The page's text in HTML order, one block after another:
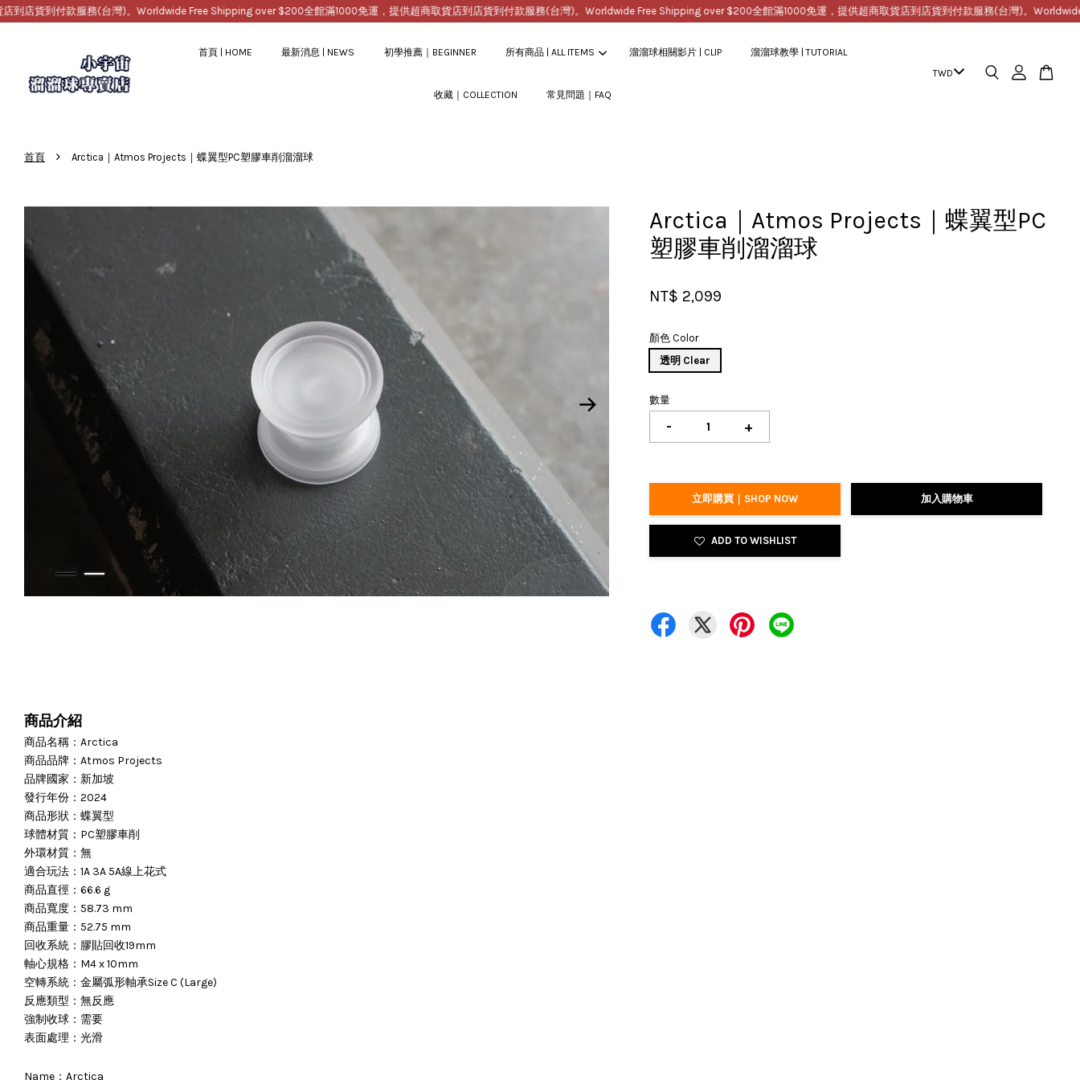
貨到付款服務(台灣)。Worldwide Free Shipping over $200 全館滿1000免運，提供超商取貨店到店貨到付款服務(台灣)。Worldwide Free Shipping over $200 全館滿1000免運，提供超商取貨店到店貨到付款服務(台灣)。Worldwide
首頁 | HOME 最新消息 | NEWS 初學推薦｜BEGINNER 所有商品 | ALL ITEMS 溜溜球相關影片 | CLIP 溜溜球教學 | TUTORIAL
收藏｜COLLECTION 常見問題｜FAQ
首頁 › Arctica｜Atmos Projects｜蝶翼型PC塑膠車削溜溜球
Arctica｜Atmos Projects｜蝶翼型PC
塑膠車削溜溜球
NT$ 2,099
顏色 Color
透明 Clear
數量
- +
立即購買｜SHOP NOW 加入購物車
ADD TO WISHLIST
商品介紹
商品名稱：Arctica
商品品牌：Atmos Projects
品牌國家：新加坡
發行年份：2024
商品形狀：蝶翼型
球體材質：PC塑膠車削
外環材質：無
適合玩法：1A 3A 5A線上花式
商品直徑：66.6 g
商品寬度：58.73 mm
商品重量：52.75 mm
回收系統：膠貼回收19mm
軸心規格：M4 x 10mm
空轉系統：金屬弧形軸承Size C (Large)
反應類型：無反應
強制收球：需要
表面處理：光滑
Name： Arctica